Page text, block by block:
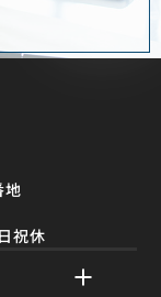
地
祝休